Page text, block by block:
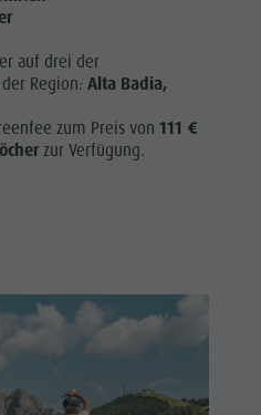
auf drei der
der Region:Alta Badia,
zum Preis von111 €
zur Verfügung.